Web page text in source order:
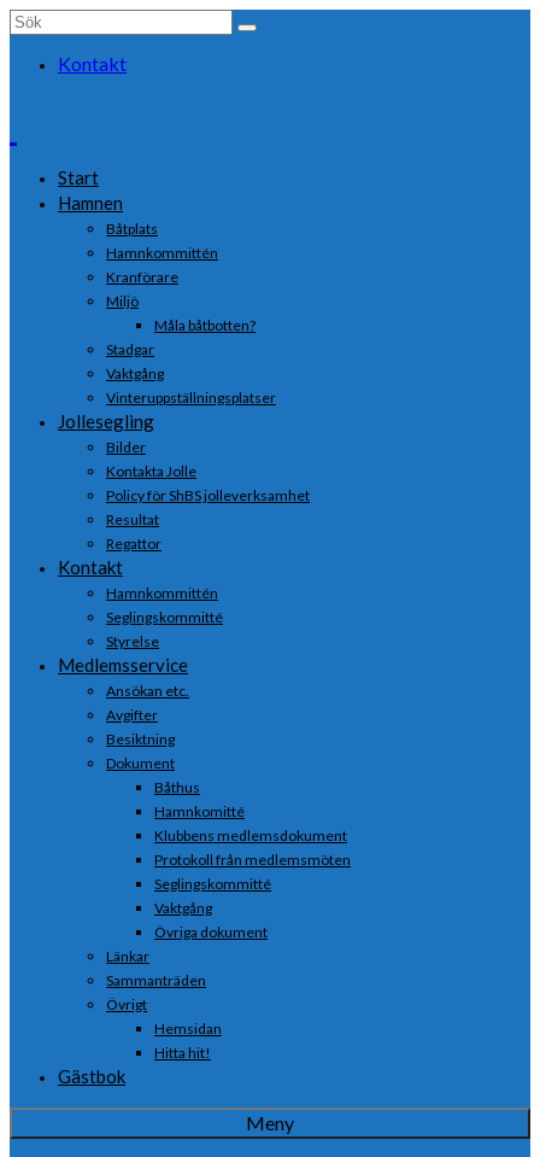
Search
Kontakt
Start
Hamnen
Båtplats
Hamnkommittén
Kranförare
Miljö
Måla båtbotten?
Stadgar
Vaktgång
Vinteruppställningsplatser
Jollesegling
Bilder
Kontakta Jolle
Policy för ShBS jolleverksamhet
Resultat
Regattor
Kontakt
Hamnkommittén
Seglingskommitté
Styrelse
Medlemsservice
Ansökan etc.
Avgifter
Besiktning
Dokument
Båthus
Hamnkomitté
Klubbens medlemsdokument
Protokoll från medlemsmöten
Seglingskommitté
Vaktgång
Övriga dokument
Länkar
Sammanträden
Övrigt
Hemsidan
Hitta hit!
Gästbok
Meny